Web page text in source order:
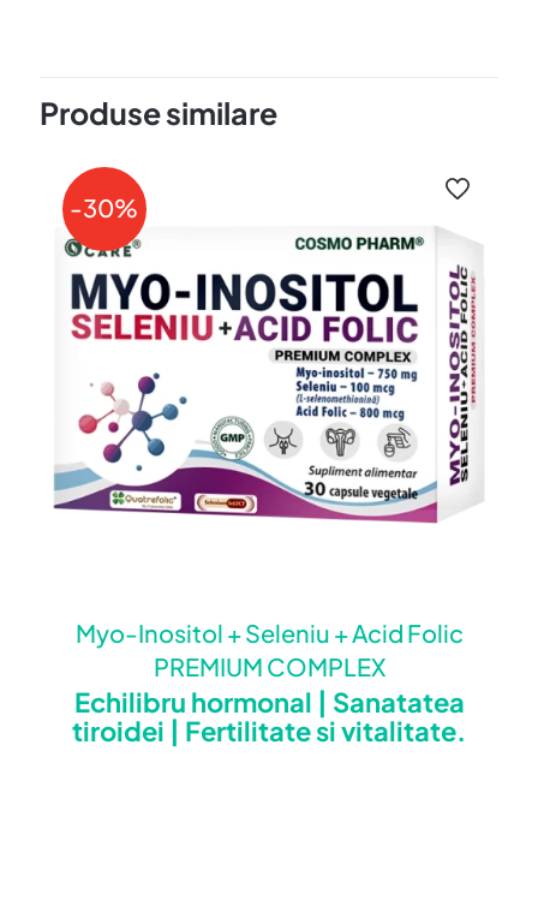
Produse similare
-30%
Myo-Inositol + Seleniu + Acid Folic
PREMIUM COMPLEX
Echilibru hormonal | Sanatatea
tiroidei | Fertilitate si vitalitate.